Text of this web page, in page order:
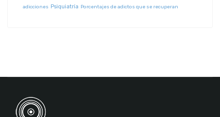
adicciones Psiquiatría Porcentajes de adictos que se recuperan